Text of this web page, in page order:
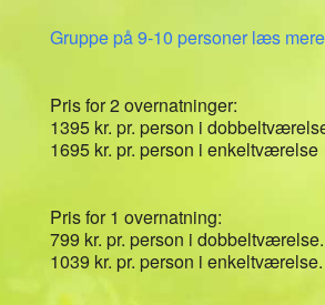
Gruppe på 9-10 personer læs
Pris for 2 overnatninger:
1395 kr. pr. person i
1695 kr. pr. person i enkeltværelse
Pris for 1 overnatning:
799 kr. pr. person i dobbeltværelse.
1039 kr. pr. person i enkeltværelse.